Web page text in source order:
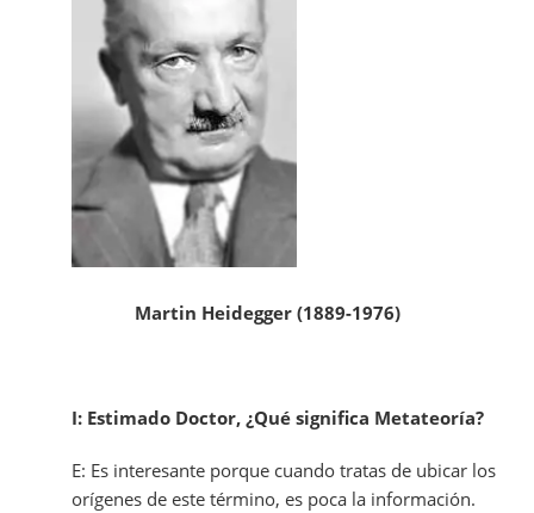
Martin Heidegger (1889-1976)
I: Estimado Doctor, ¿Qué significa Metateoría?
E: Es interesante porque cuando tratas de ubicar los
orígenes de este término, es poca la información.